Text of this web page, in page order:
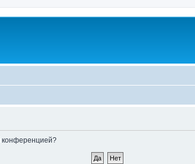
конференцией?